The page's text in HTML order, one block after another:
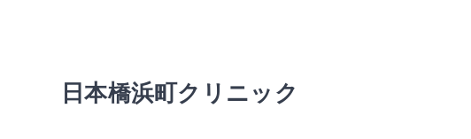
日本橋浜町クリニック